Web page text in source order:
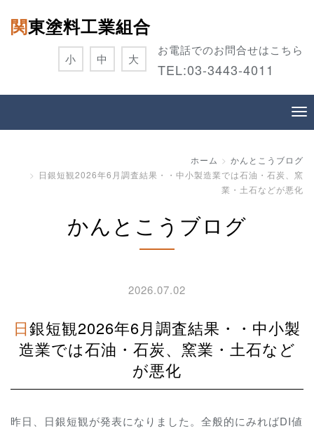
関東塗料工業組合
お電話でのお問合せはこちら
TEL:03-3443-4011
小 中 大
ホーム
かんとこうブログ
日銀短観2026年6月調査結果・・中小製造業では石油・石炭、窯
業・土石などが悪化
かんとこうブログ
2026.07.02
日銀短観2026年6月調査結果・・中小製
造業では石油・石炭、窯業・土石など
が悪化
昨日、日銀短観が発表になりました。全般的にみればDI値